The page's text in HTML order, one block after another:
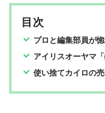
目次
プロと編集部員が惚
アイリスオーヤマ「ぽか
使い捨てカイロの